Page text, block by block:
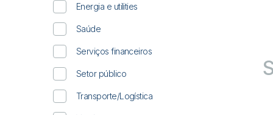
Energia e utilities
Saúde
Serviços financeiros
Setor público
Transporte/Logística